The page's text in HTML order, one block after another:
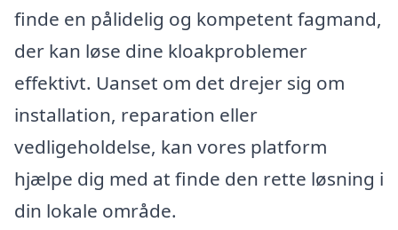
finde en pålidelig og kompetent fagmand,
der kan løse dine kloakproblemer
effektivt. Uanset om det drejer sig om
installation, reparation eller
vedligeholdelse, kan vores platform
hjælpe dig med at finde den rette løsning i
din lokale område.